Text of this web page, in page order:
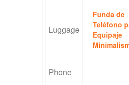
Funda de
Teléfono
Equipaje